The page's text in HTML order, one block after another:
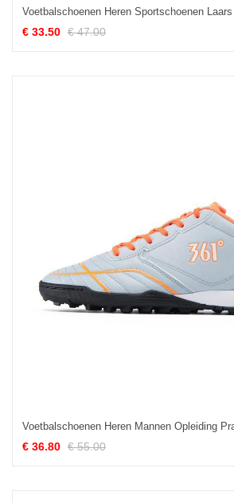
€ 33.50 € 47.00
€ 36.80 € 55.00